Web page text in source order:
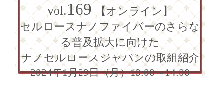
vol.169 【オンライン】
セルロースナノファイバーのさらな
る普及拡大に向けた
ナノセルロースジャパンの取組紹介
2024年1月29日（月）13:00～14:00